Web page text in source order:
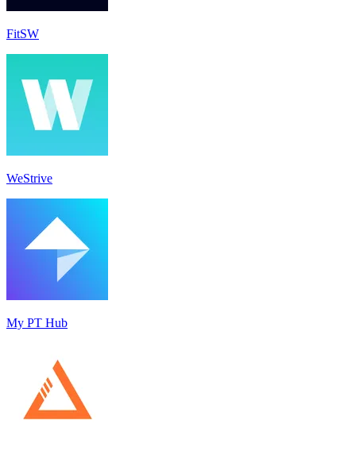
FitSW
WeStrive
My PT Hub